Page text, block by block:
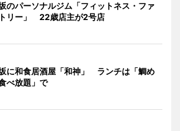
のパーソナルジム「フィットネス・ファ
リー」 22歳店主が2号店
に和食居酒屋「和神」 ランチは「鯛め
べ放題」で